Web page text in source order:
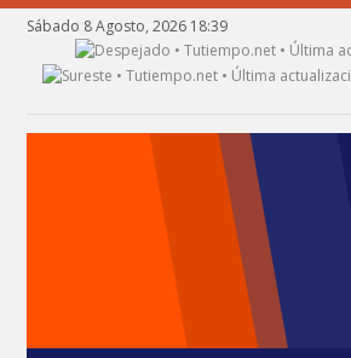
Sábado 8 Agosto, 2026 18:39